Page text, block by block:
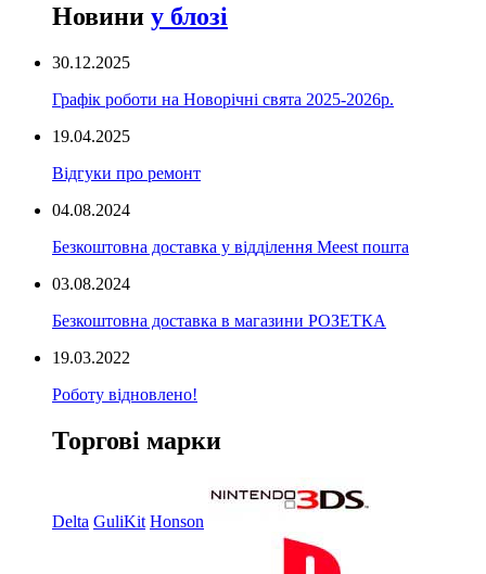
Новини у блозі
30.12.2025
Графік роботи на Новорічні свята 2025-2026р.
19.04.2025
Відгуки про ремонт
04.08.2024
Безкоштовна доставка у відділення Meest пошта
03.08.2024
Безкоштовна доставка в магазини РОЗЕТКА
19.03.2022
Роботу відновлено!
Торгові марки
Delta GuliKit Honson